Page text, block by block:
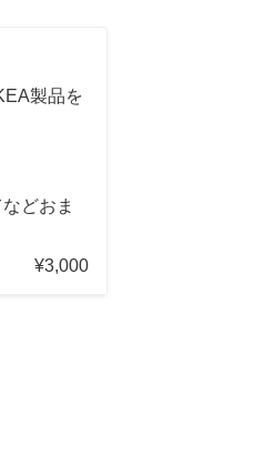
製品を
どおま
¥3,000